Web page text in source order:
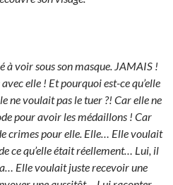
à voir sous son masque. JAMAIS !
elle ! Et pourquoi est-ce qu’elle
ne voulait pas le tuer ?! Car elle ne
pour avoir les médaillons ! Car
crimes pour elle. Elle… Elle voulait
ce qu’elle était réellement… Lui, il
Elle voulait juste recevoir une